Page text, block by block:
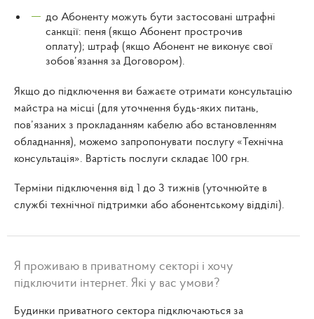
до Абоненту можуть бути застосовані штрафні
санкції: пеня (якщо Абонент прострочив
оплату); штраф (якщо Абонент не виконує свої
зобов’язання за Договором).
Якщо до підключення ви бажаєте отримати консультацію
майстра на місці (для уточнення будь-яких питань,
пов’язаних з прокладанням кабелю або встановленням
обладнання), можемо запропонувати послугу «Технічна
консультація». Вартість послуги складає 100 грн.
Терміни підключення від 1 до 3 тижнів (уточнюйте в
службі технічної підтримки або абонентському відділі).
Я проживаю в приватному секторі і хочу
підключити інтернет. Які у вас умови?
Будинки приватного сектора підключаються за